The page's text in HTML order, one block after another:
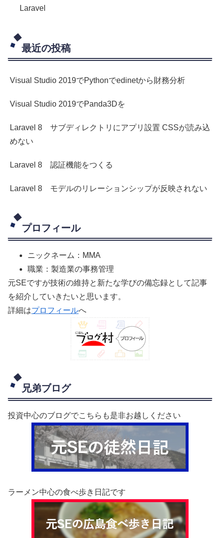
Laravel
最近の投稿
Visual Studio 2019でPythonでedinetから財務分析
Visual Studio 2019でPanda3Dを
Laravel 8 サブディレクトリにアプリ設置 CSSが読み込
めない
Laravel 8 認証機能をつくる
Laravel 8 モデルのリレーションシップが反映されない
プロフィール
ニックネーム：MMA
職業：製造業の事務管理
元SEですが技術の維持と新たな学びの備忘録として記事
を紹介していきたいと思います。
詳細はプロフィールへ
兄弟ブログ
投資中心のブログでこちらも是非お越しください
ラーメン中心の食べ歩き日記です